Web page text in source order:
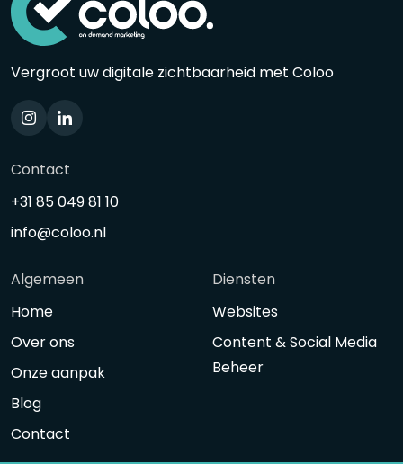
Vergroot uw digitale zichtbaarheid met Coloo
Contact
+31 85 049 81 10
info@coloo.nl
Algemeen
Home
Over ons
Onze aanpak
Blog
Contact
Diensten
Websites
Content & Social Media
Beheer